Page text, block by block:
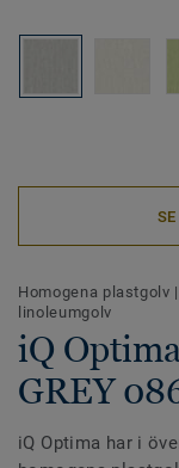
Homogena plastgolv |
linoleumgolv
iQ
GREY
iQ Optima har i